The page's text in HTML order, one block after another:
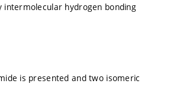
intermolecular hydrogen bonding
is presented and two isomeric